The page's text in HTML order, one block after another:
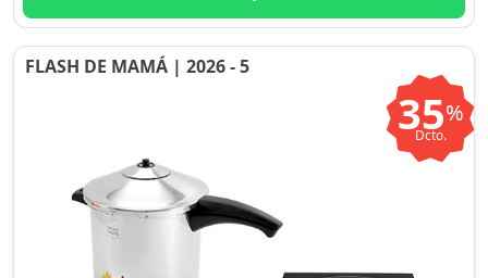
FLASH DE MAMÁ | 2026 - 5
35%
Dcto.